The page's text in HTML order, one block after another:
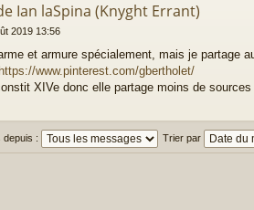
Ian laSpina (Knyght Errant)
2019 13:56
et armure spécialement, mais je partage
https://www.pinterest.com/gbertholet/
XIVe donc elle partage moins de
depuis : Trier par